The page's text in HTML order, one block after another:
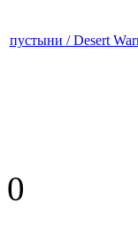
пустыни / Desert
0